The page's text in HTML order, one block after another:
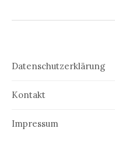
Datenschutzerklärung
Kontakt
Impressum